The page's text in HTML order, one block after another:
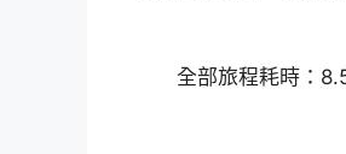
全部旅程耗時：8.5